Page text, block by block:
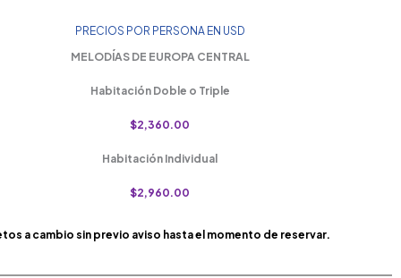
PRECIOS POR PERSONA EN USD
MELODÍAS DE EUROPA CENTRAL
Habitación Doble o Triple
$2,360.00
Habitación Individual
$2,960.00
a cambio sin previo aviso hasta el momento de reservar.